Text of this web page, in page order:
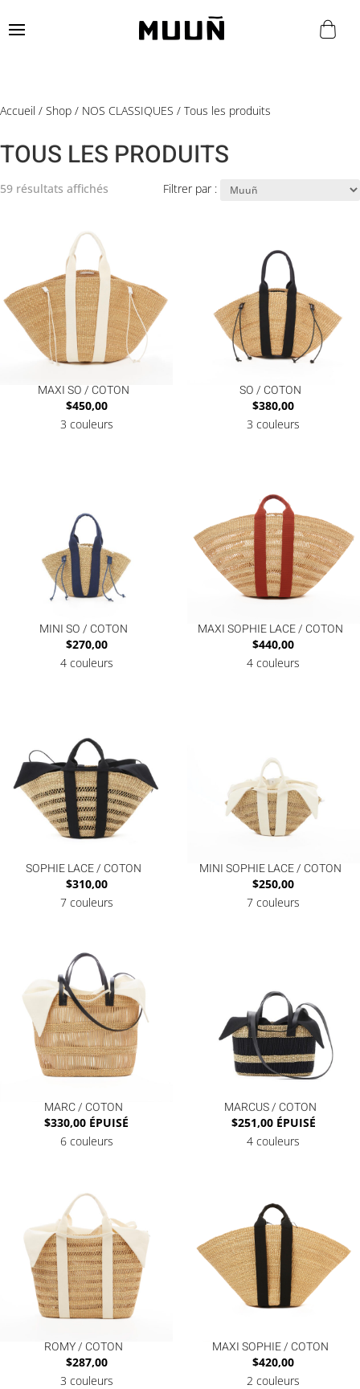
Accueil / Shop / NOS CLASSIQUES / Tous les produits
TOUS LES PRODUITS
59 résultats affichés Filtrer par :
MAXI SO / COTON
$450,00
3 couleurs
SO / COTON
$380,00
3 couleurs
MINI SO / COTON
$270,00
4 couleurs
MAXI SOPHIE LACE / COTON
$440,00
4 couleurs
SOPHIE LACE / COTON
$310,00
7 couleurs
MINI SOPHIE LACE / COTON
$250,00
7 couleurs
MARC / COTON
$330,00 ÉPUISÉ
6 couleurs
MARCUS / COTON
$251,00 ÉPUISÉ
4 couleurs
ROMY / COTON
$287,00
3 couleurs
MAXI SOPHIE / COTON
$420,00
2 couleurs